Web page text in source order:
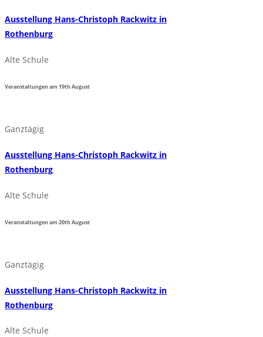
Ausstellung Hans-Christoph Rackwitz in
Rothenburg
Alte Schule
Veranstaltungen am19thAugust
Ganztägig
Ausstellung Hans-Christoph Rackwitz in
Rothenburg
Alte Schule
Veranstaltungen am20thAugust
Ganztägig
Ausstellung Hans-Christoph Rackwitz in
Rothenburg
Alte Schule